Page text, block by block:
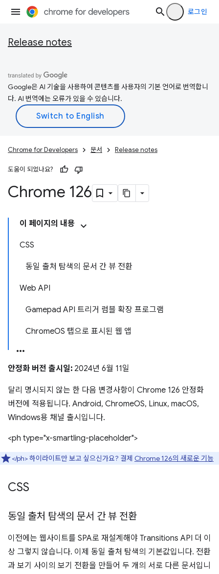
로그인
Release notes
Google은 AI 기술을 사용하여 콘텐츠를 사용자의 기본 언어로 번역합니
다. AI 번역에는 오류가 있을 수 있습니다.
Chrome for Developers 문서 Release notes
도움이 되었나요?
Chrome 126
이 페이지의 내용
CSS
동일 출처 탐색의 문서 간 뷰 전환
Web API
Gamepad API 트리거 럼블 확장 프로그램
ChromeOS 탭으로 표시된 웹 앱
안정화 버전 출시일: 2024년 6월 11일
달리 명시되지 않는 한 다음 변경사항이 Chrome 126 안정화
버전에 적용됩니다. Android, ChromeOS, Linux, macOS,
Windows용 채널 출시입니다.
<ph type="x-smartling-placeholder">
</ph> 하이라이트만 보고 싶으신가요? 결제 Chrome 126의 새로운 기능
CSS
동일 출처 탐색의 문서 간 뷰 전환
이전에는 웹사이트를 SPA로 재설계해야 Transitions API 더 이
상 그렇지 않습니다. 이제 동일 출처 탐색의 기본값입니다. 전환
과 보기 사이의 보기 전환을 만들어 두 개의 서로 다른 문서입니